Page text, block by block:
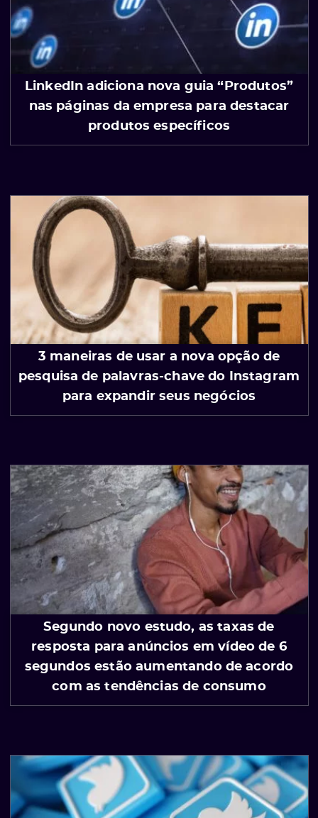
LinkedIn adiciona nova guia “Produtos”
nas páginas da empresa para destacar
produtos específicos
3 maneiras de usar a nova opção de
pesquisa de palavras-chave do Instagram
para expandir seus negócios
Segundo novo estudo, as taxas de
resposta para anúncios em vídeo de 6
segundos estão aumentando de acordo
com as tendências de consumo